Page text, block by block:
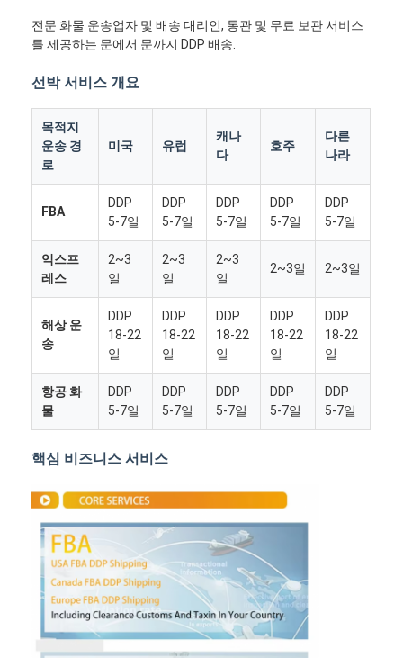
전문 화물 운송업자 및 배송 대리인, 통관 및 무료 보관 서비스
를 제공하는 문에서 문까지 DDP 배송.
선박 서비스 개요
목적지
운송 경
로
미국 유럽
캐나
다
호주
다른
나라
FBA
DDP
5-7일
DDP
5-7일
DDP
5-7일
DDP
5-7일
DDP
5-7일
익스프
레스
2~3
일
2~3
일
2~3
일
2~3일 2~3일
해상 운
송
DDP
18-22
일
DDP
18-22
일
DDP
18-22
일
DDP
18-22
일
DDP
18-22
일
항공 화
물
DDP
5-7일
DDP
5-7일
DDP
5-7일
DDP
5-7일
DDP
5-7일
핵심 비즈니스 서비스